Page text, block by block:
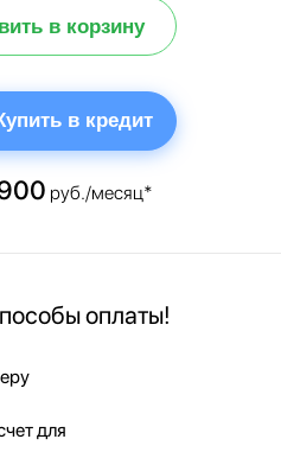
в корзину
в кредит
руб./месяц*
оплаты!
для